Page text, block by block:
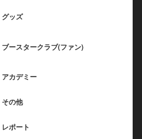
グッズ
ブースタークラブ(ファン)
アカデミー
その他
レポート